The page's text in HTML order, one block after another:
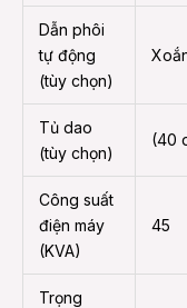
Dẫn phôi
tự động
(tùy chọn)
Tủ dao
(tùy chọn)
(40
Công suất
điện máy
(KVA)
45
Trọng